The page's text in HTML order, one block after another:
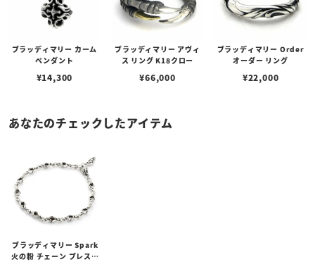
ブラッディマリー カーム
ペンダント
¥14,300
ブラッディマリー アヴィ
ス リング K18クロー
¥66,000
ブラッディマリー Order
オーダー リング
¥22,000
あなたのチェックしたアイテム
ブラッディマリー Spark
火の粉 チェーン ブレスレ